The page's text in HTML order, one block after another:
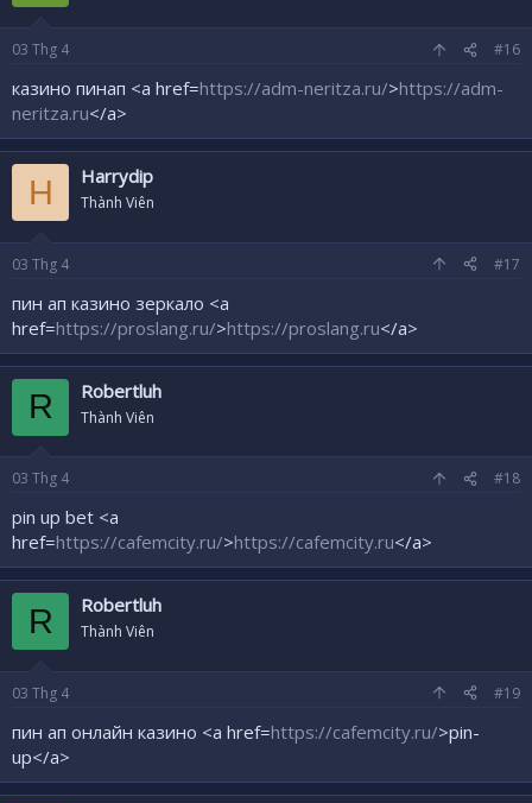
03 Thg 4 #16
казино пинап <a href=https://adm-neritza.ru/>https://adm-
neritza.ru</a>
H Harrydip
Thành Viên
03 Thg 4 #17
пин ап казино зеркало <a
href=https://proslang.ru/>https://proslang.ru</a>
R Robertluh
Thành Viên
03 Thg 4 #18
pin up bet <a
href=https://cafemcity.ru/>https://cafemcity.ru</a>
R Robertluh
Thành Viên
03 Thg 4 #19
пин ап онлайн казино <a href=https://cafemcity.ru/>pin-
up</a>